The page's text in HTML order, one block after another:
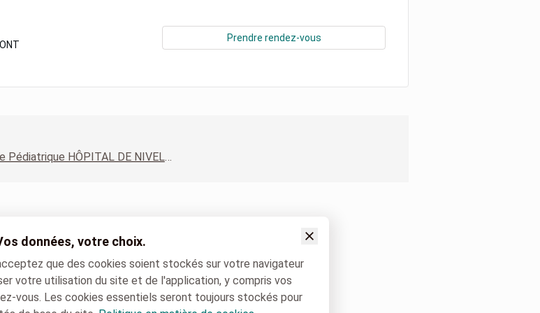
Prendre rendez-vous
Chirurgie Pédiatrique HÔPITAL DE NIVELLES
données, votre choix.
que des cookies soient stockés sur votre navigateur
votre utilisation du site et de l'application, y compris vos
vous. Les cookies essentiels seront toujours stockés pour